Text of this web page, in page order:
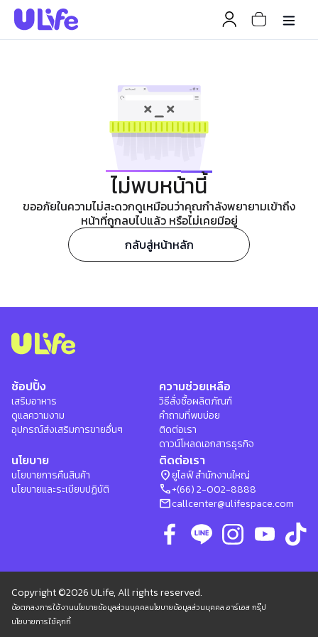
ไม่พบหน้านี้
ขออภัยในความไม่สะดวกดูเหมือนว่าคุณกำลังพยายามเข้าถึง
หน้าที่ถูกลบไปแล้ว หรือไม่เคยมีอยู่
กลับสู่หน้าหลัก
ช้อปปิ้ง
เสริมอาหาร
ดูแลความงาม
อุปกรณ์ส่งเสริมการขายอื่นๆ
ความช่วยเหลือ
วิธีสั่งซื้อผลิตภัณฑ์
คำถามที่พบบ่อย
ติดต่อเรา
ดาวน์โหลดเอกสารธุรกิจ
นโยบาย
นโยบายการคืนสินค้า
นโยบายและระเบียบปฏิบัติ
ติดต่อเรา
location_onยูไลฟ์ สำนักงานใหญ่
phone+(66) 2-002-8888
mailcallcenter@ulifespace.com
Copyright ©2026 ULife, All rights reserved.
ข้อตกลงการใช้งานนโยบายข้อมูลส่วนบุคคลนโยบายข้อมูลส่วนบุคคล อาร์เอส กรุ๊ป
นโยบายการใช้คุกกี้